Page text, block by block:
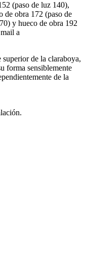
(paso de luz 140),
de obra 172 (paso de
y hueco de obra 192
a
de la claraboya,
forma sensiblemente
de la